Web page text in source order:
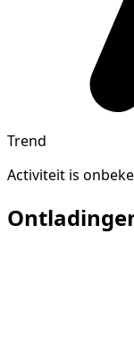
Trend
Activiteit is